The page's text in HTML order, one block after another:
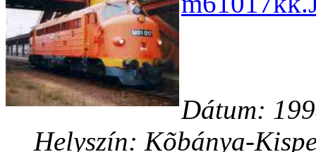
Dátum:
Helyszín: Kõbánya-